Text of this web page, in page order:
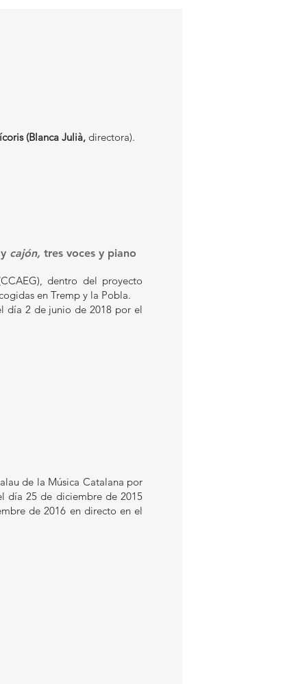
(Blanca Julià, directora).
cajón, tres voces y piano
dentro del proyecto
en Tremp y la Pobla.
día 2 de junio de 2018 por el
de la Música Catalana por
día 25 de diciembre de 2015
de 2016 en directo en el